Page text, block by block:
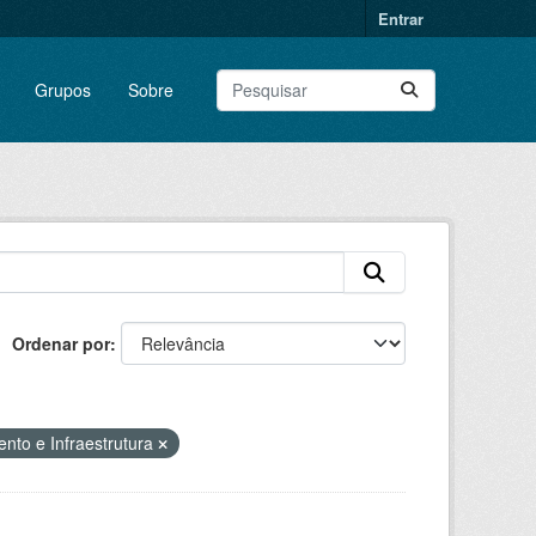
Entrar
Grupos Sobre
Ordenar por
e Infraestrutura